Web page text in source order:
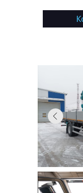
T5G
КМУ HKTC
кабина -
л.с; КПП
тормозная
315/